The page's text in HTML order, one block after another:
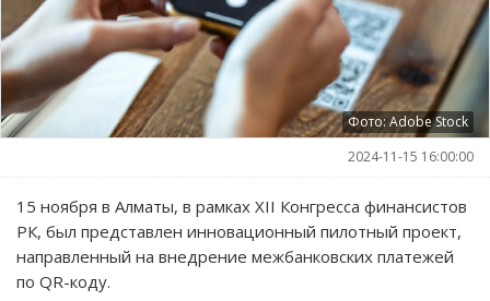
Фото: Adobe Stock
2024-11-15 16:00:00
15 ноября в Алматы, в рамках XII Конгресса финансистов
РК, был представлен инновационный пилотный проект,
направленный на внедрение межбанковских платежей
по QR-коду.